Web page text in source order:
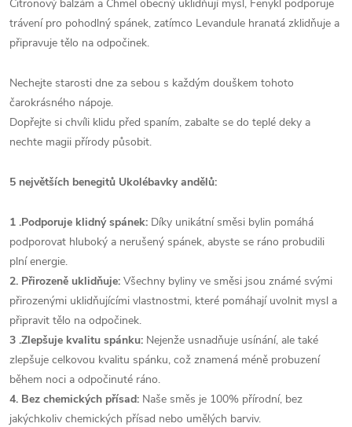
Citronový balzám a Chmel obecný uklidňují mysl, Fenykl podporuje
trávení pro pohodlný spánek, zatímco Levandule hranatá zklidňuje a
připravuje tělo na odpočinek.
Nechejte starosti dne za sebou s každým douškem tohoto
čarokrásného nápoje.
Dopřejte si chvíli klidu před spaním, zabalte se do teplé deky a
nechte magii přírody působit.
5 největších benegitů Ukolébavky andělů:
1 .Podporuje klidný spánek: Díky unikátní směsi bylin pomáhá
podporovat hluboký a nerušený spánek, abyste se ráno probudili
plní energie.
2. Přirozeně uklidňuje: Všechny byliny ve směsi jsou známé svými
přirozenými uklidňujícími vlastnostmi, které pomáhají uvolnit mysl a
připravit tělo na odpočinek.
3 .Zlepšuje kvalitu spánku: Nejenže usnadňuje usínání, ale také
zlepšuje celkovou kvalitu spánku, což znamená méně probuzení
během noci a odpočinuté ráno.
4. Bez chemických přísad: Naše směs je 100% přírodní, bez
jakýchkoliv chemických přísad nebo umělých barviv.